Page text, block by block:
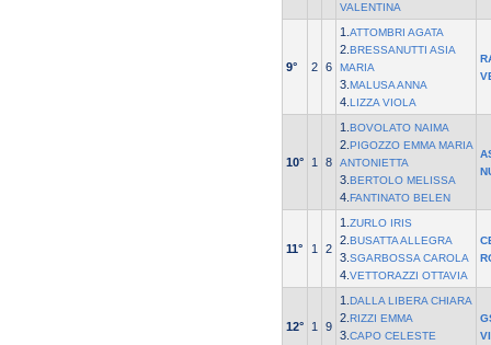
VALENTINA
9° 2 6
1. ATTOMBRI AGATA
2. BRESSANUTTI ASIA
MARIA
3. MALUSA ANNA
4. LIZZA VIOLA
10° 1 8
1. BOVOLATO NAIMA
2. PIGOZZO EMMA MARIA
ANTONIETTA
3. BERTOLO MELISSA
4. FANTINATO BELEN
11° 1 2
1. ZURLO IRIS
2. BUSATTA ALLEGRA
3. SGARBOSSA CAROLA
4. VETTORAZZI OTTAVIA
12° 1 9
1. DALLA LIBERA CHIARA
2. RIZZI EMMA
3. CAPO CELESTE